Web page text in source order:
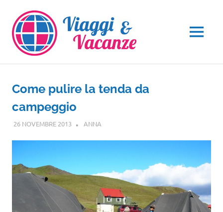
contenuto
MENU
Come pulire la tenda da
campeggio
26 NOVEMBRE 2013 ANNA